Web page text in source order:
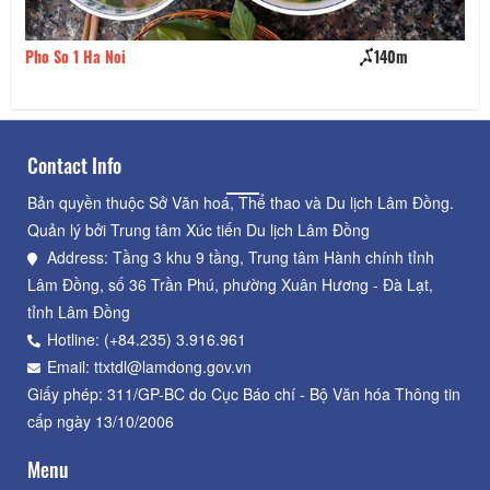
Pho So 1 Ha Noi 140m
Contact Info
Bản quyền thuộc Sở Văn hoá, Thể thao và Du lịch Lâm Đồng.
Quản lý bởi Trung tâm Xúc tiến Du lịch Lâm Đồng
Address: Tầng 3 khu 9 tầng, Trung tâm Hành chính tỉnh
Lâm Đồng, số 36 Trần Phú, phường Xuân Hương - Đà Lạt,
tỉnh Lâm Đồng
Hotline: (+84.235) 3.916.961
Email: ttxtdl@lamdong.gov.vn
Giấy phép: 311/GP-BC do Cục Báo chí - Bộ Văn hóa Thông tin
cấp ngày 13/10/2006
Menu